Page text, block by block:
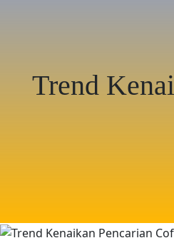
Trend